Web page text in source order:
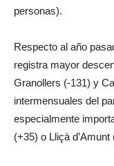
personas).
Respecto al año
registra mayor
Granollers (-131) y
intermensuales del
especialmente
(+35) o Lliçà d’Amunt